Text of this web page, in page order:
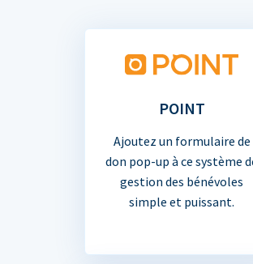
POINT
Ajoutez un formulaire de
don pop-up à ce système
gestion des bénévoles
simple et puissant.